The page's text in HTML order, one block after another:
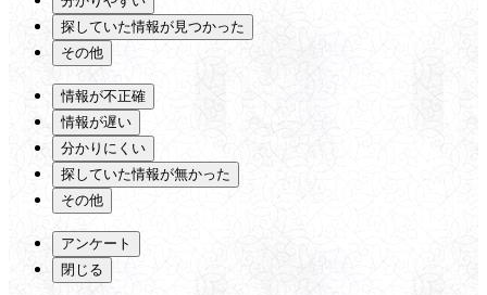
探していた情報が見つかった
その他
情報が不正確
情報が遅い
分かりにくい
探していた情報が無かった
その他
アンケート
閉じる